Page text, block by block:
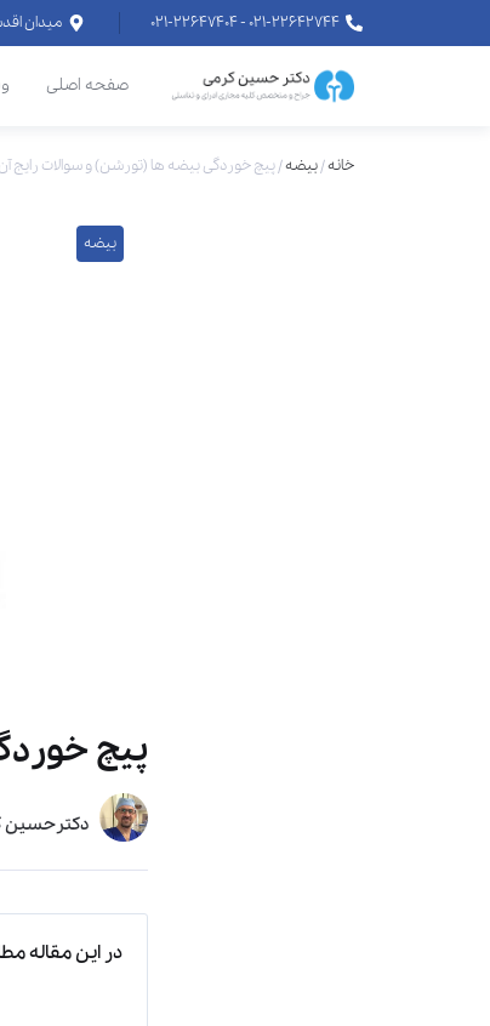
۰۲۱-۲۲۶۴۲۷۴۴ - ۰۲۱-۲۲۶۴۷۴۰۴ میدان اقدسیه ،
صفحه اصلی
خانه/بیضه/پیچ خوردگی بیضه ها (تورشن) و سوالات رایج آن
بیضه
پیچ
دکترحسین
در این مقاله